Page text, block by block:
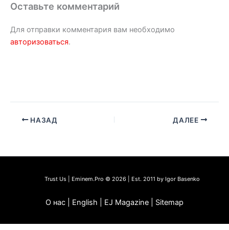
Оставьте комментарий
Для отправки комментария вам необходимо
авторизоваться.
НАЗАД ДАЛЕЕ
Trust Us | Eminem.Pro © 2026 | Est. 2011 by Igor Basenko
О нас | English | EJ Magazine | Sitemap